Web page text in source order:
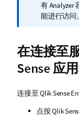
有 Analyzer
能进行访问
在连接至
Sense 应
连接至Qlik Sense
点按Qlik